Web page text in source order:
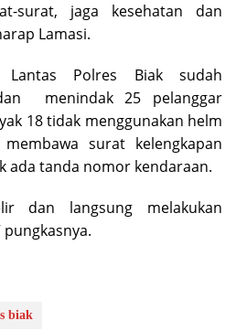
surat, jaga kesehatan dan
Lamasi.
Lantas Polres Biak sudah
menindak 25 pelanggar
18 tidak menggunakan helm
surat kelengkapan
ada tanda nomor kendaraan.
dan langsung melakukan
biak